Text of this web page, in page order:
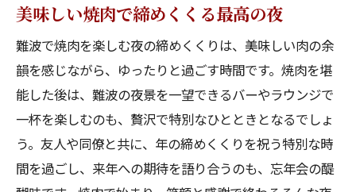
美味しい焼肉で締めくくる最高の夜
難波で焼肉を楽しむ夜の締めくくりは、美味しい肉の余
韻を感じながら、ゆったりと過ごす時間です。焼肉を堪
能した後は、難波の夜景を一望できるバーやラウンジで
一杯を楽しむのも、贅沢で特別なひとときとなるでしょ
う。友人や同僚と共に、年の締めくくりを祝う特別な時
間を過ごし、来年への期待を語り合うのも、忘年会の醍